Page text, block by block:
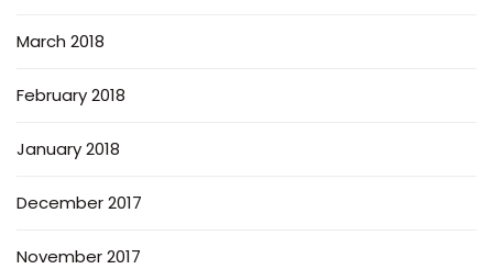
March 2018
February 2018
January 2018
December 2017
November 2017